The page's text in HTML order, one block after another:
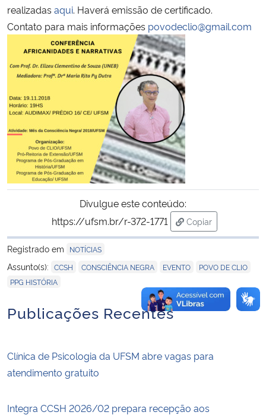
Secretaria-Geral
Secretaria de Governo
Gabinete de Segurança Institucional
Advocacia-Geral da União
Banco Central do Brasil
Planalto
realizadas aqui. Haverá emissão de certificado.
Contato para mais informações povodeclio@gmail.com
Divulgue este conteúdo:
https://ufsm.br/r-372-1771
Copiar
para área de
Registrado em
NOTÍCIAS
Assunto(s): CCSH CONSCIÊNCIA NEGRA EVENTO POVO DE CLIO
PPG HISTÓRIA
Publicações Recentes
Clínica de Psicologia da UFSM abre vagas para
atendimento gratuito
Integra CCSH 2026/02 prepara recepção aos